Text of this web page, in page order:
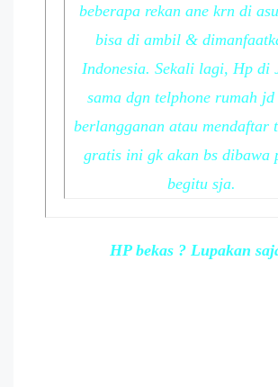
beberapa rekan ane krn di
bisa di ambil &
Indonesia. Sekali lagi, Hp di
sama dgn telphone rumah
berlangganan atau mendaftar
gratis ini gk akan bs dibawa
begitu sja.
HP bekas ? Lupakan